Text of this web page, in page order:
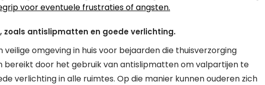
voor eventuele frustraties of angsten.
zoals antislipmatten en goede verlichting.
omgeving in huis voor bejaarden die thuisverzorging
bereikt door het gebruik van antislipmatten om valpartijen te
verlichting in alle ruimtes. Op die manier kunnen ouderen zich